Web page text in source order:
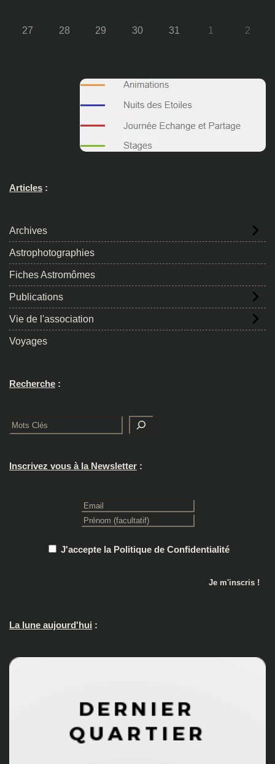
27 28 29 30 31 1 2
Articles :
Archives
Astrophotographies
Fiches Astromômes
Publications
Vie de l'association
Voyages
Recherche :
Rechercher
Inscrivez vous à la Newsletter :
J'accepte la Politique de Confidentialité
La lune aujourd'hui :